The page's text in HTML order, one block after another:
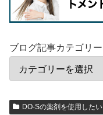
ブログ記事カテゴリー
DO-Sの薬剤を使用したい